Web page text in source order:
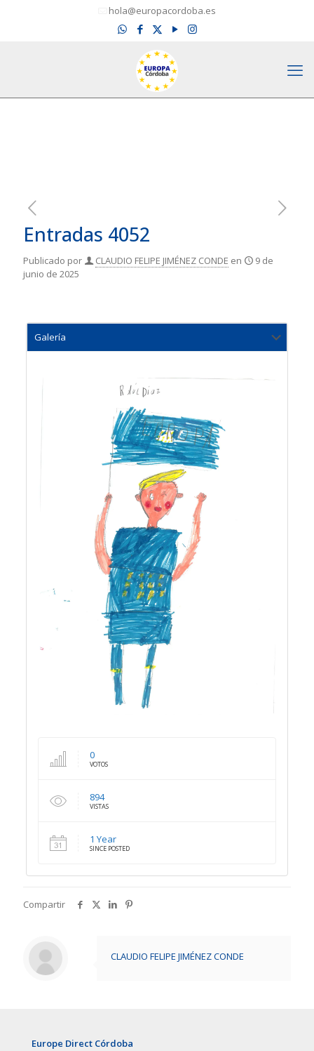
hola@europacordoba.es
Entradas 4052
Publicado por CLAUDIO FELIPE JIMÉNEZ CONDE en
9 de
junio de 2025
0
VOTOS
894
VISTAS
1 Year
SINCE POSTED
Compartir
CLAUDIO FELIPE JIMÉNEZ CONDE
Europe Direct Córdoba